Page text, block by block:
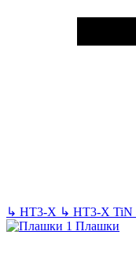
↳ HT3-X ↳ HT3-X TiN
Плашки